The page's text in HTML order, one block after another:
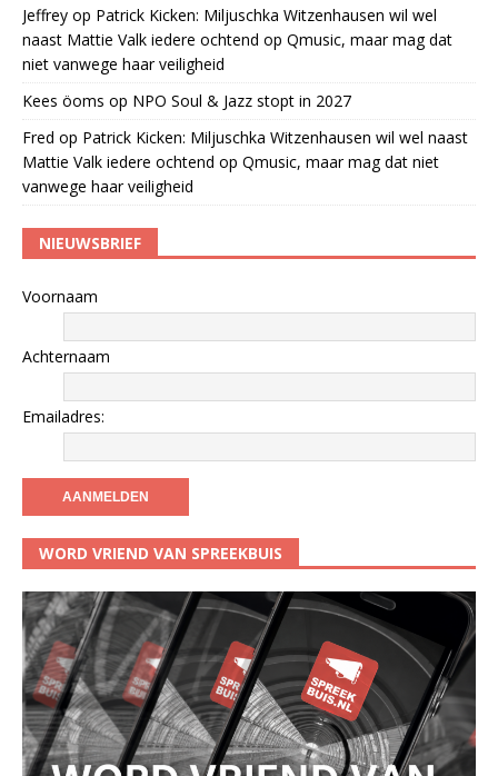
Jeffrey op Patrick Kicken: Miljuschka Witzenhausen wil wel
naast Mattie Valk iedere ochtend op Qmusic, maar mag dat
niet vanwege haar veiligheid
Kees öoms op NPO Soul & Jazz stopt in 2027
Fred op Patrick Kicken: Miljuschka Witzenhausen wil wel naast
Mattie Valk iedere ochtend op Qmusic, maar mag dat niet
vanwege haar veiligheid
NIEUWSBRIEF
Voornaam
Achternaam
Emailadres:
WORD VRIEND VAN SPREEKBUIS